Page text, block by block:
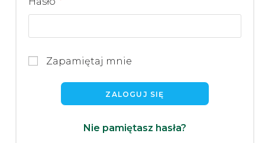
Zapamiętaj mnie
ZALOGUJ SIĘ
Nie pamiętasz hasła?